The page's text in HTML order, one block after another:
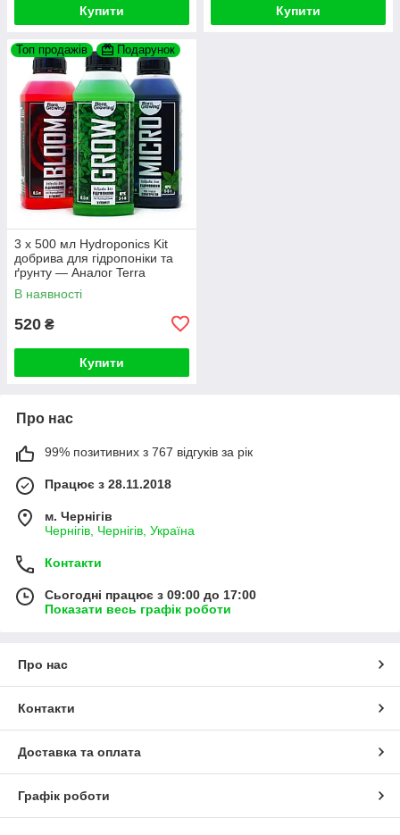
Купити Купити
Топ продажів Подарунок
3 х 500 мл Hydroponics Kit
добрива для гідропоніки та
ґрунту — Аналог Terra
Aquatica (GHE) Flora Series
В наявності
520 ₴
Купити
Про нас
99% позитивних з 767 відгуків за рік
Працює з 28.11.2018
м. Чернігів
Чернігів, Чернігів, Україна
Контакти
Сьогодні працює з 09:00 до 17:00
Показати весь графік роботи
Про нас
Контакти
Доставка та оплата
Графік роботи